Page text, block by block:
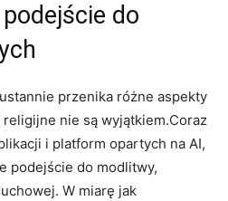
do
przenika różne aspekty
nie są wyjątkiem.Coraz
i platform opartych na AI,
podejście do modlitwy,
W miarę jak